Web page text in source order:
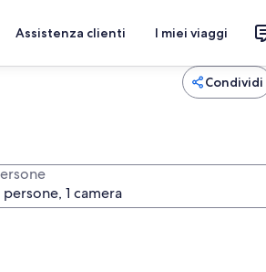
Assistenza clienti I miei viaggi
Condividi